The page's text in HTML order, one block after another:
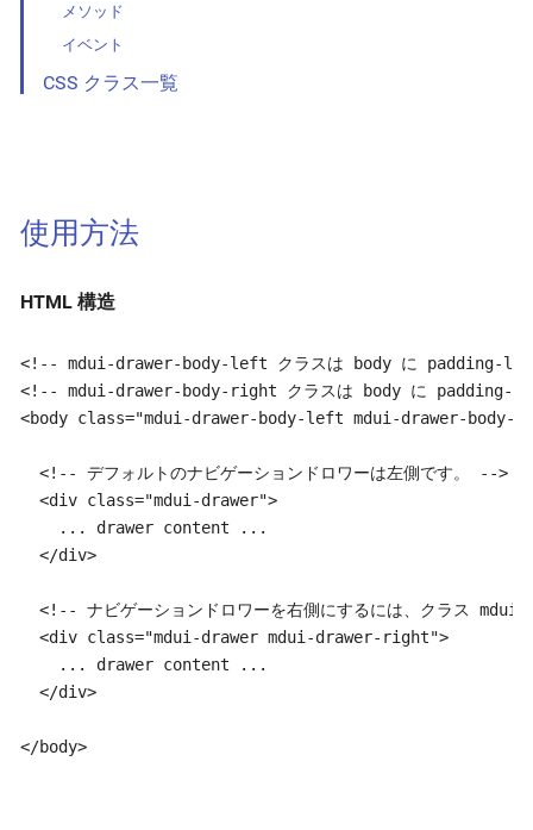
メソッド
イベント
CSS クラス一覧
使用方法
HTML 構造
<!-- mdui-drawer-body-left クラスは body に padding-left を追
<!-- mdui-drawer-body-right クラスは body に padding-right を
<body class="mdui-drawer-body-left mdui-drawer-body-
  <!-- デフォルトのナビゲーションドロワーは左側です。 -->
  <div class="mdui-drawer">
    ... drawer content ...
  </div>
<!-- ナビゲーションドロワーを右側にするには、クラス
  <div class="mdui-drawer mdui-drawer-right">
    ... drawer content ...
  </div>
</body>